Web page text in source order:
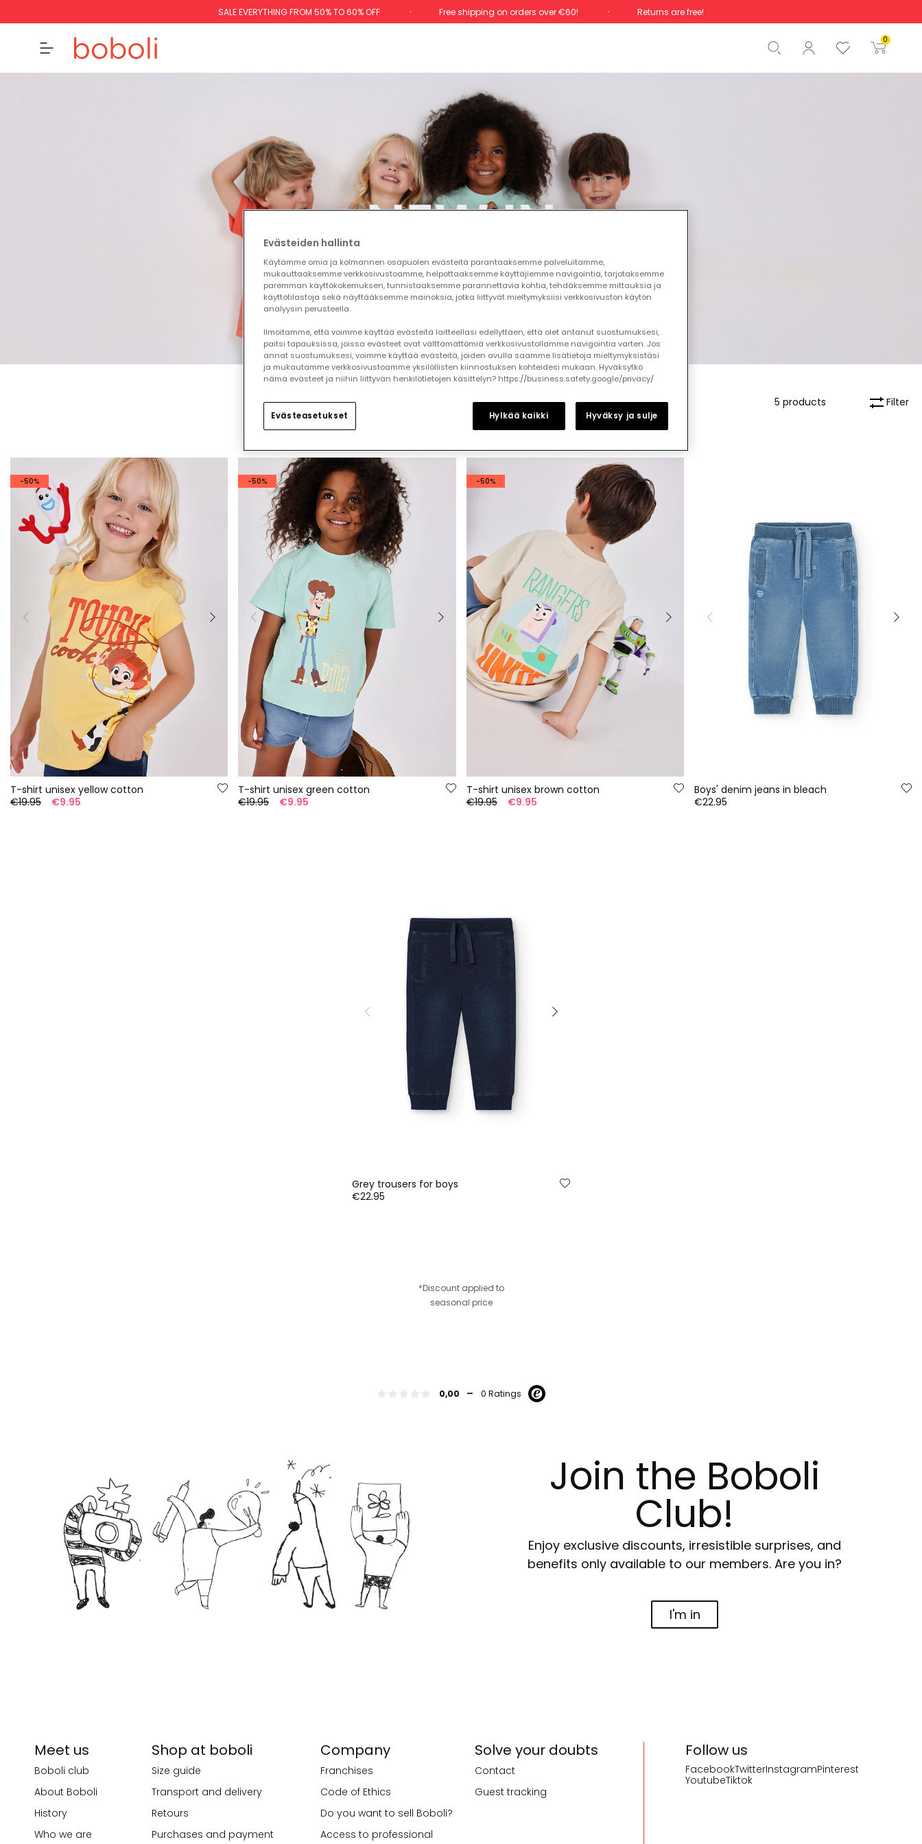
SALE EVERYTHING FROM 50% TO 60% OFF Free shipping on orders over €60! Returns are free!
0
Total €0.00
Start order
Filter
5 products
-50%
T-shirt unisex yellow cotton
€19.95
€9.95
-50%
T-shirt unisex green cotton
€19.95
€9.95
-50%
T-shirt unisex brown cotton
€19.95
€9.95
Boys' denim jeans in bleach
€22.95
Grey trousers for boys
€22.95
*Discount applied to
seasonal price
0,00 - 0 Ratings
Join the Boboli
Club!
Enjoy exclusive discounts, irresistible surprises, and
benefits only available to our members. Are you in?
I'm in
Follow us
FacebookTwitterInstagramPinterest
YoutubeTiktok
Meet us
Boboli club
About Boboli
History
Who we are
Shop at boboli
Size guide
Transport and delivery
Retours
Purchases and payment
Company
Franchises
Code of Ethics
Do you want to sell Boboli?
Access to professional
Solve your doubts
Contact
Guest tracking
Evästeiden hallinta
Käytämme omia ja kolmannen osapuolen evästeitä parantaaksemme palveluitamme,
mukauttaaksemme verkkosivustoamme, helpottaaksemme käyttäjiemme navigointia, tarjotaksemme
paremman käyttökokemuksen, tunnistaaksemme parannettavia kohtia, tehdäksemme mittauksia ja
käyttötilastoja sekä näyttääksemme mainoksia, jotka liittyvät mieltymyksiisi verkkosivuston käytön
analyysin perusteella.
Ilmoitamme, että voimme käyttää evästeitä laitteellasi edellyttäen, että olet antanut suostumuksesi,
paitsi tapauksissa, joissa evästeet ovat välttämättömiä verkkosivustollamme navigointia varten. Jos
annat suostumuksesi, voimme käyttää evästeitä, joiden avulla saamme lisätietoja mieltymyksistäsi
ja mukautamme verkkosivustoamme yksilöllisten kiinnostuksen kohteidesi mukaan. Hyväksytkö
nämä evästeet ja niihin liittyvän henkilötietojen käsittelyn? https://business.safety.google/privacy/
Evästeasetukset Hylkää kaikki Hyväksy ja sulje